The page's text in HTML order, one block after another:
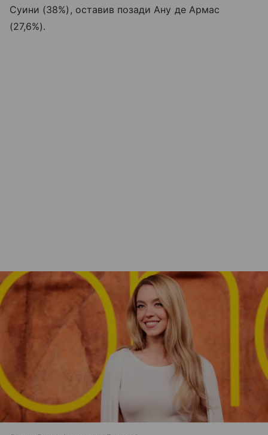
Суини (38%), оставив позади Ану де Армас
(27,6%).